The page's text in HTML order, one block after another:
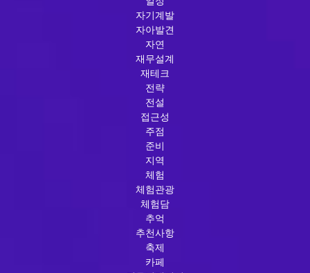
자기계발
자아발견
자연
재무설계
재테크
전략
전설
접근성
주점
준비
지역
체험
체험관광
체험담
추억
추천사항
축제
카페